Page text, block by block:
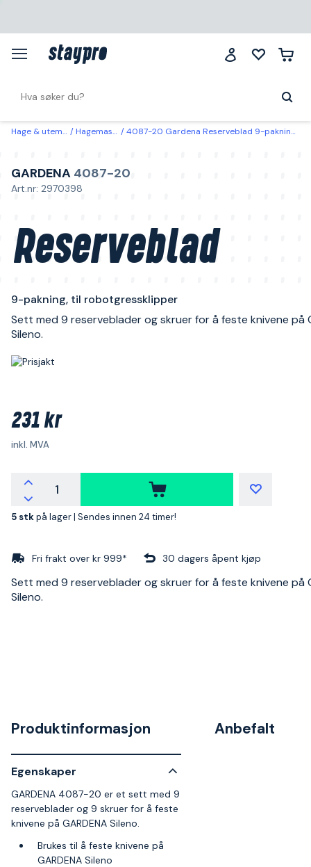
Hage & utemiljø Hagemaskiner 4087-20 Gardena Reserveblad 9-pakning, til robotgressklipper
GARDENA 4087-20
Art.nr: 2970398
Reserveblad
9-pakning, til robotgressklipper
Sett med 9 reserveblader og skruer for å feste knivene på
Sileno.
231 kr
inkl. MVA
5 stkpå lager | Sendes innen 24 timer!
Fri frakt over kr 999* 30 dagers åpent kjøp
Sett med 9 reserveblader og skruer for å feste knivene på
Sileno.
Produktinformasjon
Egenskaper
GARDENA 4087-20 er et sett med 9
reserveblader og 9 skruer for å feste
knivene på GARDENA Sileno.
Brukes til å feste knivene på
GARDENA Sileno
Anbefalt